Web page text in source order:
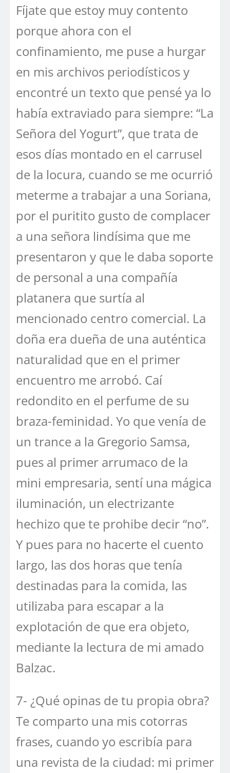
Fíjate que estoy muy contento
porque ahora con el
confinamiento, me puse a hurgar
en mis archivos periodísticos y
encontré un texto que pensé ya lo
había extraviado para siempre: “La
Señora del Yogurt”, que trata de
esos días montado en el carrusel
de la locura, cuando se me ocurrió
meterme a trabajar a una Soriana,
por el puritito gusto de complacer
a una señora lindísima que me
presentaron y que le daba soporte
de personal a una compañía
platanera que surtía al
mencionado centro comercial. La
doña era dueña de una auténtica
naturalidad que en el primer
encuentro me arrobó. Caí
redondito en el perfume de su
braza-feminidad. Yo que venía de
un trance a la Gregorio Samsa,
pues al primer arrumaco de la
mini empresaria, sentí una mágica
iluminación, un electrizante
hechizo que te prohibe decir “no”.
Y pues para no hacerte el cuento
largo, las dos horas que tenía
destinadas para la comida, las
utilizaba para escapar a la
explotación de que era objeto,
mediante la lectura de mi amado
Balzac.
7- ¿Qué opinas de tu propia obra?
Te comparto una mis cotorras
frases, cuando yo escribía para
una revista de la ciudad: mi primer